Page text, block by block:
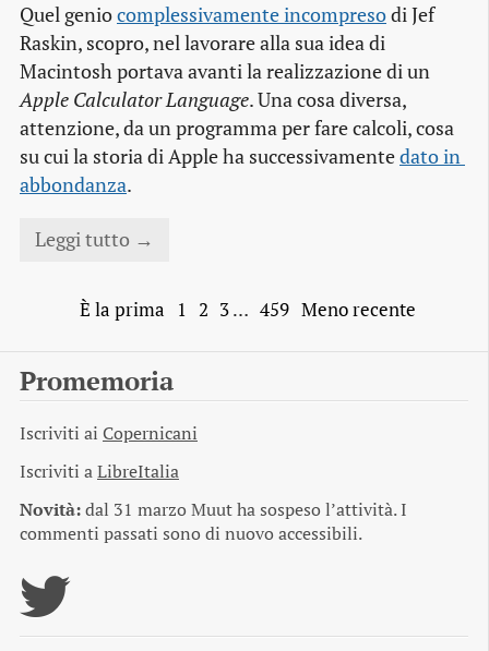
Quel geniocomplessivamente incompresodi Jef
Raskin, scopro, nel lavorare alla sua idea di
Macintosh portava avanti la realizzazione di un
Apple Calculator Language. Una cosa diversa,
attenzione, da un programma per fare calcoli, cosa
su cui la storia di Apple ha successivamentedato in
abbondanza.
Leggi tutto →
È la prima 1 2 3… 459 Meno recente
Promemoria
Iscriviti ai Copernicani
Iscriviti aLibreItalia
Novità:dal 31 marzo Muut ha sospeso l’attività. I
commenti passati sono di nuovo accessibili.